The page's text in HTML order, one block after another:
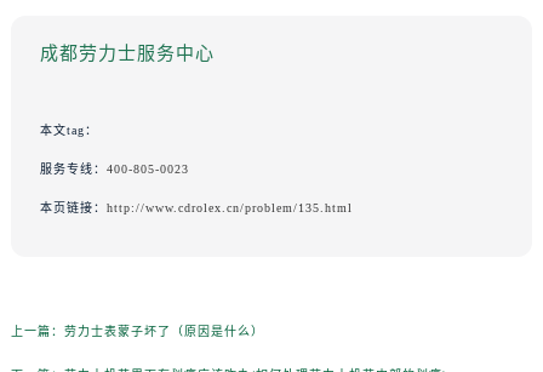
成都劳力士服务中心
本文tag：
服务专线： 400-805-0023
本页链接： http://www.cdrolex.cn/problem/135.html
上一篇： 劳力士表蒙子坏了（原因是什么）